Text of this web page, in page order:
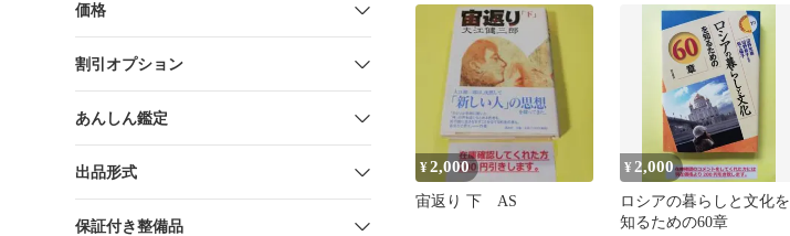
価格
割引オプション
あんしん鑑定
出品形式
保証付き整備品
¥2,000
宙返り 下 AS
¥ 2,000
ロシアの暮らしと文化を
知るための60章